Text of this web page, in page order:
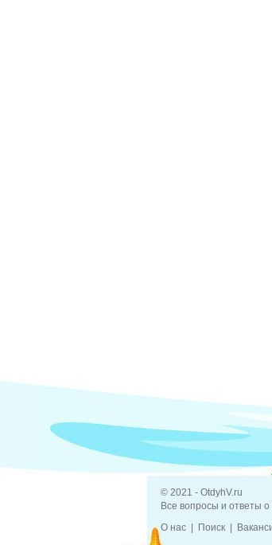
© 2021 - OtdyhV.ru
Все вопросы и ответы
О нас
Поиск